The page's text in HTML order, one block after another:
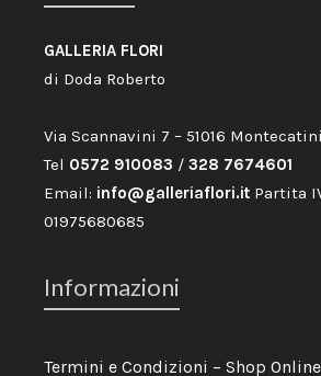
GALLERIA FLORI
di Doda Roberto
Via Scannavini 7 – 51016
Tel 0572 910083 / 328 7674601
Email: info@galleriaflori.it Partita
01975680685
Informazioni
Termini e Condizioni – Shop Online